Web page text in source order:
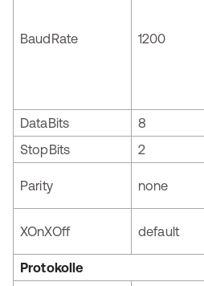
BaudRate 1200
DataBits
8
StopBits
2
Parity none
XOnXOff default
Protokolle